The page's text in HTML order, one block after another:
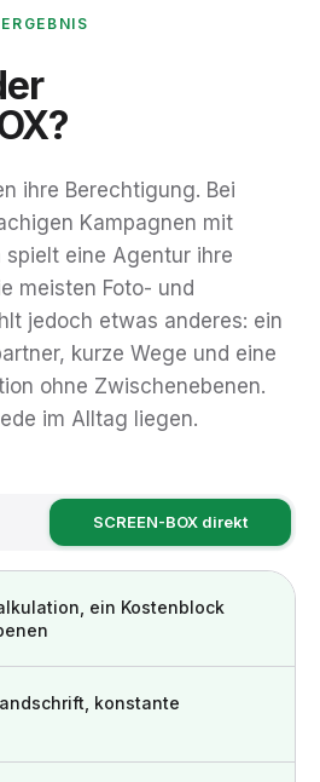
ihre Berechtigung. Bei
Kampagnen mit
eine Agentur ihre
meisten Foto- und
jedoch etwas anderes: ein
kurze Wege und eine
ohne Zwischenebenen.
im Alltag liegen.
SCREEN-BOX direkt
ein Kostenblock
konstante